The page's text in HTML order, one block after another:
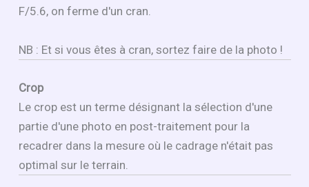
F/5.6, on ferme d'un cran.
NB : Et si vous êtes à cran, sortez faire de la photo !
Crop
Le crop est un terme désignant la sélection d'une
partie d'une photo en post-traitement pour la
recadrer dans la mesure où le cadrage n'était pas
optimal sur le terrain.